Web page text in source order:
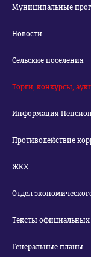
Муниципальные
Новости
Сельские поселения
Торги, конкурсы,
Информация
Противодействие
ЖКХ
Отдел
Тексты
Генеральные планы